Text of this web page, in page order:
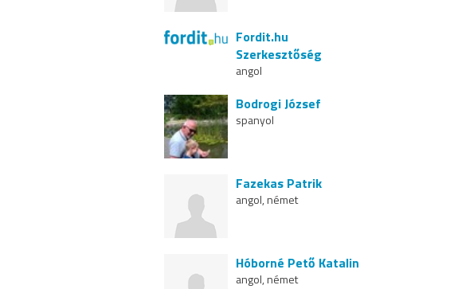
Fordit.hu
Szerkesztőség
angol
Bodrogi József
spanyol
Fazekas Patrik
angol, német
Hóborné Pető Katalin
angol, német